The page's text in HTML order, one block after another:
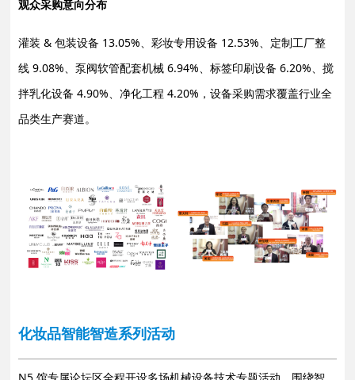
观众采购意向分布
灌装 & 包装设备 13.05%、彩妆专用设备 12.53%、定制工厂整
线 9.08%、泵阀软管配套机械 6.94%、标签印刷设备 6.20%、搅
拌乳化设备 4.90%、净化工程 4.20%，设备采购需求覆盖行业全
品类生产赛道。
化妆品智能智造系列活动